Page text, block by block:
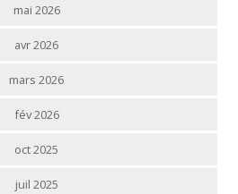
mai 2026
avr 2026
mars 2026
fév 2026
oct 2025
juil 2025